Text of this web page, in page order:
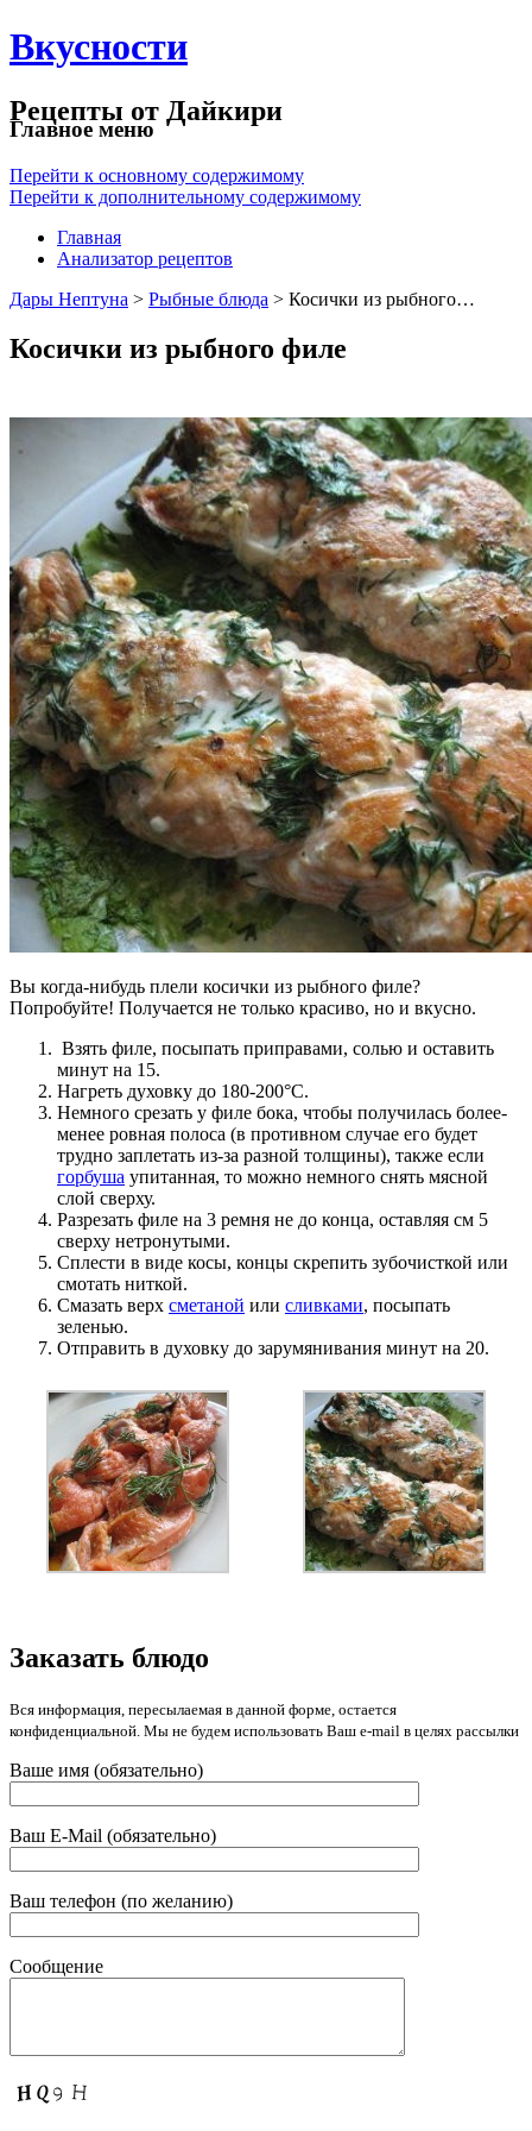
Вкусности
Рецепты от Дайкири
Главное меню
Перейти к основному содержимому
Перейти к дополнительному содержимому
Главная
Анализатор рецептов
Дары Нептуна > Рыбные блюда > Косички из рыбного…
Косички из рыбного филе
Вы когда-нибудь плели косички из рыбного филе?
Попробуйте! Получается не только красиво, но и вкусно.
Взять филе, посыпать приправами, солью и оставить
минут на 15.
Нагреть духовку до 180-200°C.
Немного срезать у филе бока, чтобы получилась более-
менее ровная полоса (в противном случае его будет
трудно заплетать из-за разной толщины), также если
горбуша упитанная, то можно немного снять мясной
слой сверху.
Разрезать филе на 3 ремня не до конца, оставляя см 5
сверху нетронутыми.
Сплести в виде косы, концы скрепить зубочисткой или
смотать ниткой.
Смазать верх сметаной или сливками, посыпать
зеленью.
Отправить в духовку до зарумянивания минут на 20.
Заказать блюдо
Вся информация, пересылаемая в данной форме, остается
конфиденциальной. Мы не будем использовать Ваш e-mail в целях рассылки
Ваше имя (обязательно)
Ваш E-Mail (обязательно)
Ваш телефон (по желанию)
Сообщение